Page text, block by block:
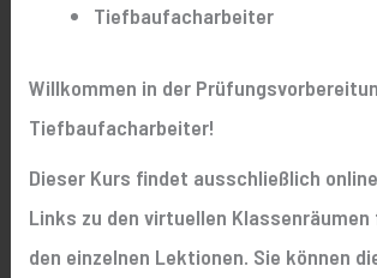
Tiefbaufacharbeiter
Willkommen in der
Tiefbaufacharbeiter!
Dieser Kurs findet ausschließlich
Links zu den virtuellen Klassenräumen
den einzelnen Lektionen. Sie können